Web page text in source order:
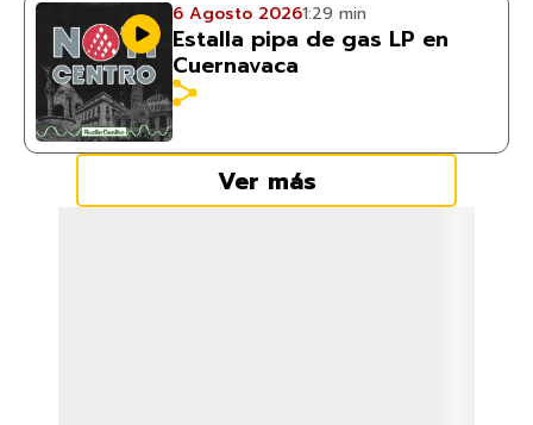
6 Agosto 20261:29 min
Estalla pipa de gas LP en
Cuernavaca
Ver más